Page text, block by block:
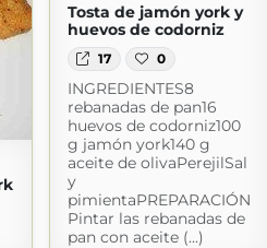
Tosta de jamón york y
huevos de codorniz
17 0
INGREDIENTES8
rebanadas de pan16
huevos de codorniz100
g jamón york140 g
aceite de olivaPerejilSal
y
pimientaPREPARACIÓN
Pintar las rebanadas de
pan con aceite (...)